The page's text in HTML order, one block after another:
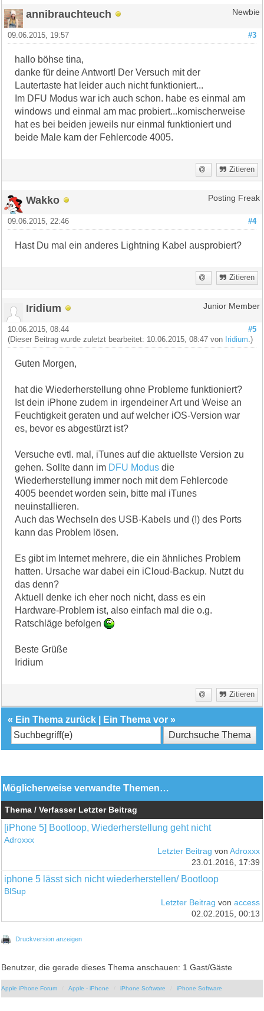
annibrauchteuch Newbie
#3
09.06.2015, 19:57
hallo böhse tina,
danke für deine Antwort! Der Versuch mit der
Lautertaste hat leider auch nicht funktioniert...
Im DFU Modus war ich auch schon. habe es einmal am
windows und einmal am mac probiert...komischerweise
hat es bei beiden jeweils nur einmal funktioniert und
beide Male kam der Fehlercode 4005.
Zitieren
Wakko Posting Freak
#4
09.06.2015, 22:46
Hast Du mal ein anderes Lightning Kabel ausprobiert?
Zitieren
Iridium Junior Member
#5
10.06.2015, 08:44
(Dieser Beitrag wurde zuletzt bearbeitet: 10.06.2015, 08:47 von Iridium .)
Guten Morgen,
hat die Wiederherstellung ohne Probleme funktioniert?
Ist dein iPhone zudem in irgendeiner Art und Weise an
Feuchtigkeit geraten und auf welcher iOS-Version war
es, bevor es abgestürzt ist?
Versuche evtl. mal, iTunes auf die aktuellste Version zu
gehen. Sollte dann im DFU Modus die
Wiederherstellung immer noch mit dem Fehlercode
4005 beendet worden sein, bitte mal iTunes
neuinstallieren.
Auch das Wechseln des USB-Kabels und (!) des Ports
kann das Problem lösen.
Es gibt im Internet mehrere, die ein ähnliches Problem
hatten. Ursache war dabei ein iCloud-Backup. Nutzt du
das denn?
Aktuell denke ich eher noch nicht, dass es ein
Hardware-Problem ist, also einfach mal die o.g.
Ratschläge befolgen
Beste Grüße
Iridium
Zitieren
« Ein Thema zurück Ein Thema vor »
Möglicherweise verwandte Themen…
Thema / Verfasser Letzter Beitrag
[iPhone 5] Bootloop, Wiederherstellung geht nicht
Adroxxx
Letzter Beitrag von Adroxxx
23.01.2016, 17:39
iphone 5 lässt sich nicht wiederherstellen/ Bootloop
BlSup
Letzter Beitrag von access
02.02.2015, 00:13
Druckversion anzeigen
Benutzer, die gerade dieses Thema anschauen: 1 Gast/Gäste
Apple iPhone Forum Apple - iPhone iPhone Software iPhone Software